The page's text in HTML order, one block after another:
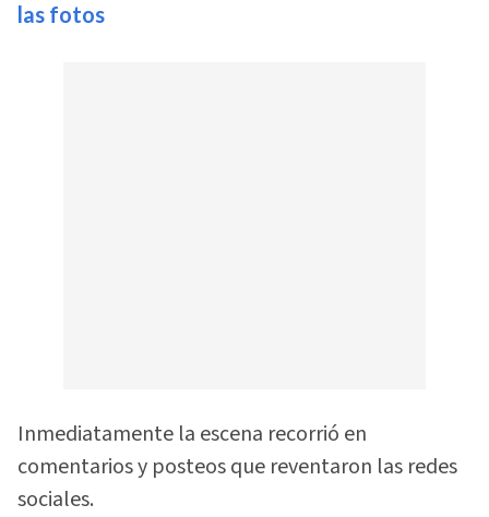
las fotos
Inmediatamente la escena recorrió en
comentarios y posteos que reventaron las redes
sociales.